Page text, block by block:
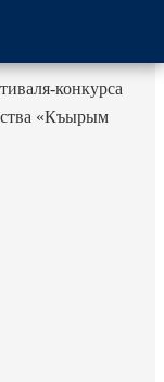
конкурса
«Къырым